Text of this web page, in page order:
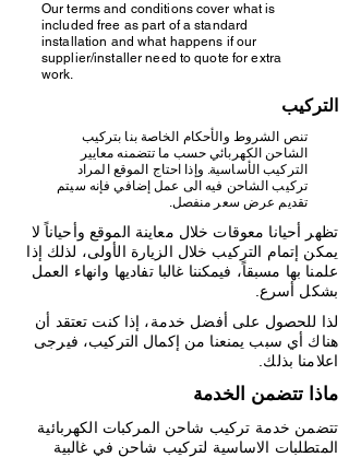
Our terms and conditions cover what is
included free as part of a standard
installation and what happens if our
supplier/installer need to quote for extra
work.
التركيب
تنص الشروط والأحكام الخاصة بنا بتركيب
الشاحن الكهربائي حسب ما تتضمنه معايير
التركيب الأساسية. وإذا احتاج الموقع المراد
تركيب الشاحن فيه الى عمل إضافي فإنه سيتم
تقديم عرض سعر منفصل.
​تظهر أحيانا معوقات خلال معاينة الموقع وأحياناً لا
يمكن إتمام التركيب خلال الزيارة الأولى، لذلك إذا
علمنا بها مسبقاً، فيمكننا غالبا تفاديها وانهاء العمل
بشكل أسرع.
لذا للحصول على أفضل خدمة، إذا كنت تعتقد أن
هناك أي سبب يمنعنا من إكمال التركيب، فيرجى
اعلامنا بذلك.
ماذا تتضمن الخدمة
تتضمن خدمة تركيب شاحن المركبات الكهربائية
المتطلبات الاساسية لتركيب شاحن في غالبية